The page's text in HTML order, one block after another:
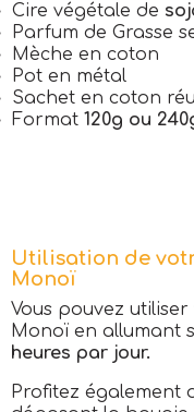
Cire végétale de
Parfum de Grasse
Mèche en coton
Pot en métal
Sachet en coton
Format 120g ou
Utilisation de
Monoï
Vous pouvez utiliser
Monoï en allumant
heures par jour.
Profitez également